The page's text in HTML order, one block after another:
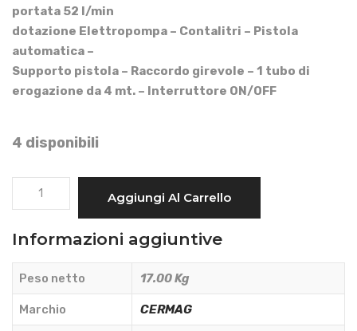
portata 52 l/min
dotazione Elettropompa – Contalitri – Pistola
automatica –
Supporto pistola – Raccordo girevole – 1 tubo di
erogazione da 4 mt. – Interruttore ON/OFF
4 disponibili
ELETTROPOMPA
TRAVASO
-
CERMAG
20683
quantità
Aggiungi Al Carrello
Informazioni aggiuntive
Peso netto 17.00 Kg
Marchio CERMAG